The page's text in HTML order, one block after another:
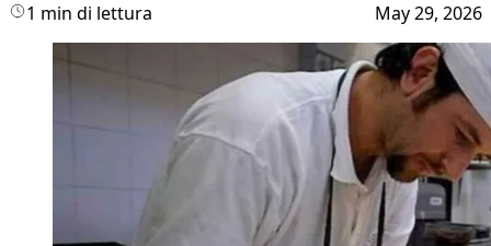
1 min di lettura May 29, 2026